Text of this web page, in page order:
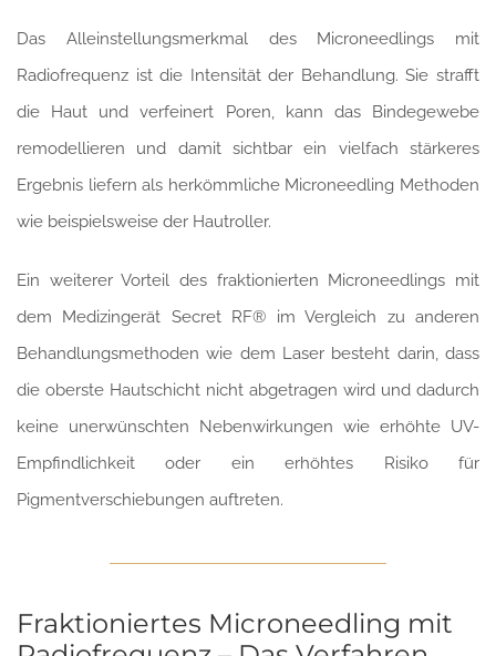
Das Alleinstellungsmerkmal des Microneedlings mit
Radiofrequenz ist die Intensität der Behandlung. Sie strafft
die Haut und verfeinert Poren, kann das Bindegewebe
remodellieren und damit sichtbar ein vielfach stärkeres
Ergebnis liefern als herkömmliche Microneedling Methoden
wie beispielsweise der Hautroller.
Ein weiterer Vorteil des fraktionierten Microneedlings mit
dem Medizingerät Secret RF® im Vergleich zu anderen
Behandlungsmethoden wie dem Laser besteht darin, dass
die oberste Hautschicht nicht abgetragen wird und dadurch
keine unerwünschten Nebenwirkungen wie erhöhte UV-
Empfindlichkeit oder ein erhöhtes Risiko für
Pigmentverschiebungen auftreten.
Fraktioniertes Microneedling mit